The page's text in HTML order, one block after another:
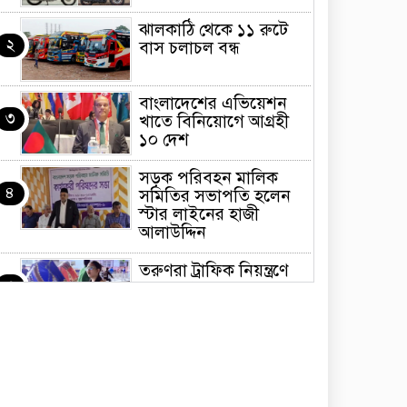
২
ঝালকাঠি থেকে ১১ রুটে
বাস চলাচল বন্ধ
৩
বাংলাদেশের এভিয়েশন
খাতে বিনিয়োগে আগ্রহী
১০ দেশ
৪
সড়ক পরিবহন মালিক
সমিতির সভাপতি হলেন
স্টার লাইনের হাজী
আলাউদ্দিন
৫
তরুণরা ট্রাফিক নিয়ন্ত্রণে
নামুক আবার